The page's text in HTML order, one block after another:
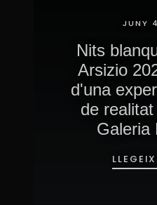
JUNY
Nits
Arsizio
d'una
de
Galeria